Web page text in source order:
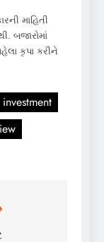
માહિતી
બજારોમાં
કૃપા કરીને
investment